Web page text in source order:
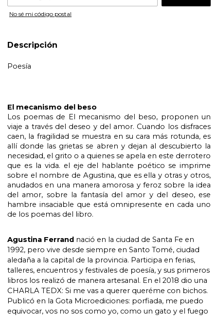
No sé mi código postal
Descripción
Poesía
El mecanismo del beso
Los poemas de El mecanismo del beso, proponen un
viaje a través del deseo y del amor. Cuando los disfraces
caen, la fragilidad se muestra en su cara más rotunda, es
allí donde las grietas se abren y dejan al descubierto la
necesidad, el grito o a quienes se apela en este derrotero
que es la vida. el eje del hablante poético se imprime
sobre el nombre de Agustina, que es ella y otras y otros,
anudados en una manera amorosa y feroz sobre la idea
del amor, sobre la fantasía del amor y del deseo, ese
hambre insaciable que está omnipresente en cada uno
de los poemas del libro.
Agustina Ferrand nació en la ciudad de San­ta Fe en
1992, pero vive desde siempre en Santo Tomé, ciudad
aledaña a la capital de la provincia. Participa en ferias,
talleres, encuentros y festiva­les de poesía, y sus primeros
libros los realizó de manera artesanal. En el 2018 dio una
CHARLA TEDX: Si me vas a querer queréme con bichos.
Pu­blicó en la Gota Microediciones: porfiada, me pue­do
equivocar, vos no sos como yo, como un gato y el fuego